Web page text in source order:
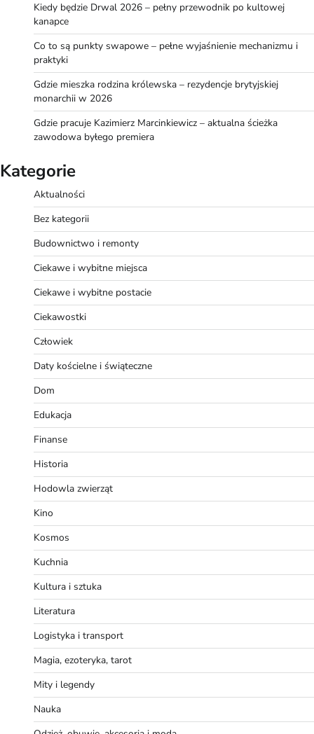
Kiedy będzie Drwal 2026 – pełny przewodnik po kultowej
kanapce
Co to są punkty swapowe – pełne wyjaśnienie mechanizmu i
praktyki
Gdzie mieszka rodzina królewska – rezydencje brytyjskiej
monarchii w 2026
Gdzie pracuje Kazimierz Marcinkiewicz – aktualna ścieżka
zawodowa byłego premiera
Kategorie
Aktualności
Bez kategorii
Budownictwo i remonty
Ciekawe i wybitne miejsca
Ciekawe i wybitne postacie
Ciekawostki
Człowiek
Daty kościelne i świąteczne
Dom
Edukacja
Finanse
Historia
Hodowla zwierząt
Kino
Kosmos
Kuchnia
Kultura i sztuka
Literatura
Logistyka i transport
Magia, ezoteryka, tarot
Mity i legendy
Nauka